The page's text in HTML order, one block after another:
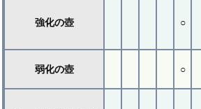
強化の壺 ○
弱化の壺 ○